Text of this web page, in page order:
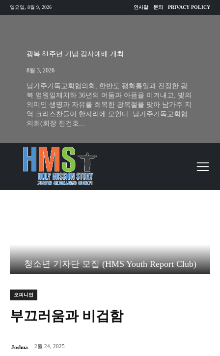
일요일, 8월 9, 2026 인사말 문의 PRIVACY POLICY
광복 81주년 기념 감사예배 개최
8월 3, 2026
남가주기독교회협의회, 한반도 평화통일과 진정한 광
복 염원일제치하 36년의 어둠과 아픔을 이겨내고, 빛의
의미인 생명과 자유를 회복한 광복절을 맞아 남가주 지
역 크리스찬들이 한자리에 모인다. 남가주기독교회협
의회(회장 진건호...
청소년 기자단 모집 (HMS Youth Report Club)
오피니언
부끄러움과 비겁함
Joshua 2월 24, 2025